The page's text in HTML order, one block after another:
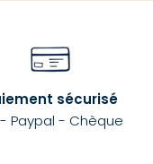
sécurisé
Paypal - Chèque